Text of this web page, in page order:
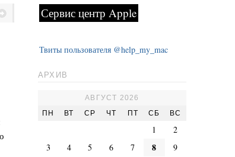
Сервис центр Apple
Твиты пользователя @help_my_mac
АРХИВ
АВГУСТ 2026
ПН
ВТ СР ЧТ ПТ СБ ВС
1
2
3
4 5 6 7 8
9